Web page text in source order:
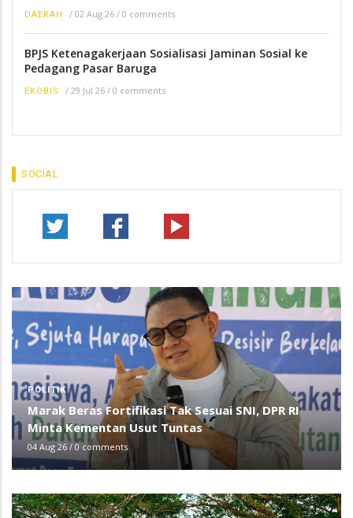
DAERAH / 02 Aug 26 / 0 comments
BPJS Ketenagakerjaan Sosialisasi Jaminan Sosial ke
Pedagang Pasar Baruga
EKOBIS / 29 Jul 26 / 0 comments
SOCIAL
POLITIK
Marak Beras Fortifikasi Tak Sesuai SNI, DPR RI
Minta Kementan Usut Tuntas
04 Aug 26 / 0 comments